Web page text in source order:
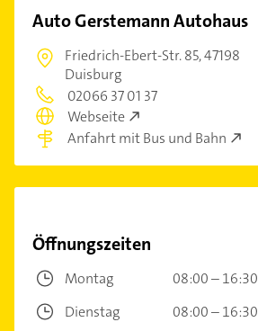
Auto Gerstemann Autohaus
Friedrich-Ebert-Str. 85,47198
Duisburg
02066 37 01 37
Webseite
Anfahrt mit Bus und Bahn
Öffnungszeiten
Montag
08:00 – 16:30
Dienstag
08:00 – 16:30